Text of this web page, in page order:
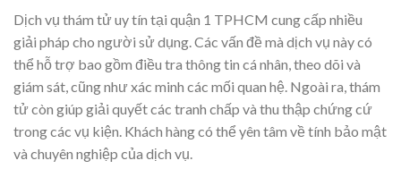
Dịch vụ thám tử uy tín tại quận 1 TPHCM cung cấp nhiều
giải pháp cho người sử dụng. Các vấn đề mà dịch vụ này có
thể hỗ trợ bao gồm điều tra thông tin cá nhân, theo dõi và
giám sát, cũng như xác minh các mối quan hệ. Ngoài ra, thám
tử còn giúp giải quyết các tranh chấp và thu thập chứng cứ
trong các vụ kiện. Khách hàng có thể yên tâm về tính bảo mật
và chuyên nghiệp của dịch vụ.